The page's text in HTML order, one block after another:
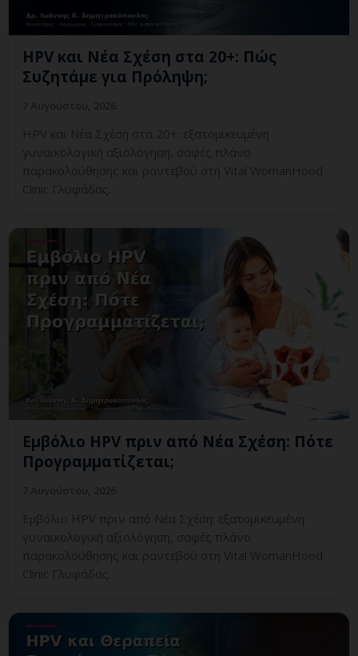
HPV και Νέα Σχέση στα 20+: Πώς
Συζητάμε για Πρόληψη;
HPV και Νέα Σχέση στα 20+: εξατομικευμένη
γυναικολογική αξιολόγηση, σαφές πλάνο
παρακολούθησης και ραντεβού στη Vital WomanHood
Clinic Γλυφάδας.
Εμβόλιο HPV πριν από Νέα Σχέση: Πότε
Προγραμματίζεται;
Εμβόλιο HPV πριν από Νέα Σχέση: εξατομικευμένη
γυναικολογική αξιολόγηση, σαφές πλάνο
παρακολούθησης και ραντεβού στη Vital WomanHood
Clinic Γλυφάδας.